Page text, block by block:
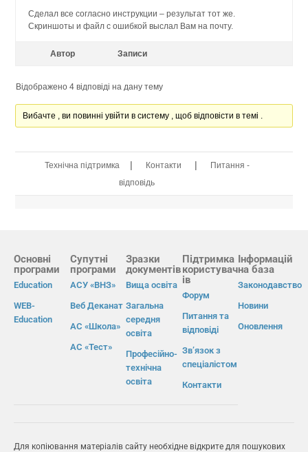
Сделал все согласно инструкции – результат тот же.
Скриншоты и файл с ошибкой выслал Вам на почту.
Автор Записи
Відображено 4 відповіді на дану тему
Вибачте , ви повинні увійти в систему , щоб відповісти в темі .
Технічна підтримка | Контакти |
Питання -
відповідь
Основні
програми
Education
WEB-
Education
Супутні
програми
АСУ «ВНЗ»
Веб Деканат
АС «Школа»
АС «Тест»
Зразки
документів
Вища освіта
Загальна
середня
освіта
Професійно-
технічна
освіта
Підтримка
користувач
ів
Форум
Питання та
відповіді
Зв’язок з
спеціалістом
Контакти
Інформацій
на база
Законодавство
Новини
Оновлення
Для копіювання матеріалів сайту необхідне відкрите для пошукових